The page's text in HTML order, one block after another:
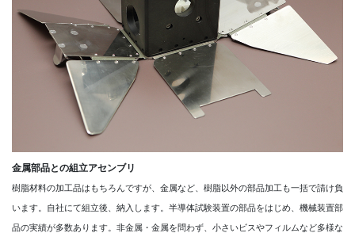
金属部品との組立アセンブリ
樹脂材料の加工品はもちろんですが、金属など、樹脂以外の部品加工も一括で請け負
います。自社にて組立後、納入します。半導体試験装置の部品をはじめ、機械装置部
品の実績が多数あります。非金属・金属を問わず、小さいビスやフィルムなど多様な